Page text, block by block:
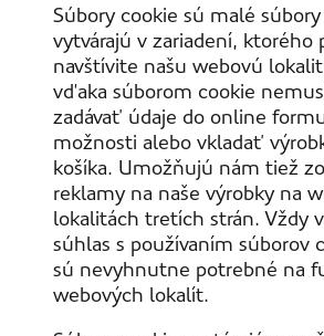
Súbory cookie sú malé
vytvárajú v zariadení, ktorého
navštívite našu webovú
vďaka súborom cookie
zadávať údaje do online
možnosti alebo vkladať
košíka. Umožňujú nám tiež
reklamy na naše výrobky na
lokalitách tretích strán. Vždy
súhlas s používaním súborov
sú nevyhnutne potrebné na
webových lokalít.